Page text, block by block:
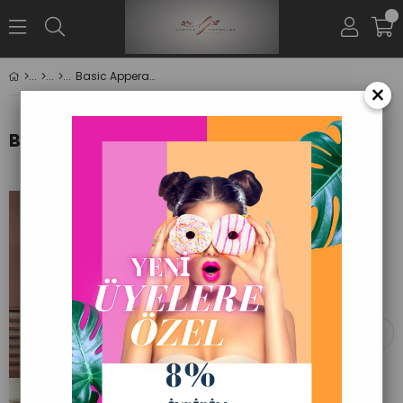
Basic Apperal Gri Pijama Takımı
BENZER ÜRÜNLER
×